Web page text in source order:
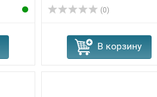
(0)
В корзину